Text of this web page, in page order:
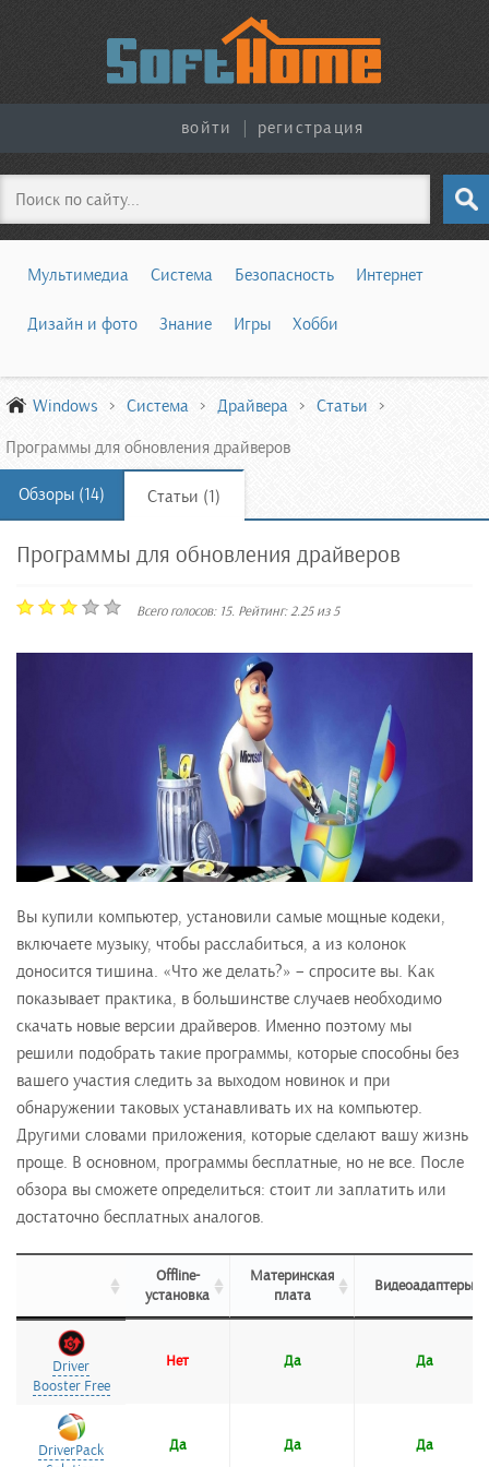
войти регистрация
Поиск
Мультимедиа Система Безопасность Интернет
Дизайн и фото Знание Игры Хобби
Windows Система Драйвера
Статьи
Программы для обновления драйверов
Обзоры (14) Статьи (1)
Программы для обновления драйверов
Всего голосов: 15. Рейтинг:2.25из5
Вы купили компьютер, установили самые мощные кодеки,
включаете музыку, чтобы расслабиться, а из колонок
доносится тишина. «Что же делать?» – спросите вы. Как
показывает практика, в большинстве случаев необходимо
скачать новые версии драйверов. Именно поэтому мы
решили подобрать такие программы, которые способны без
вашего участия следить за выходом новинок и при
обнаружении таковых устанавливать их на компьютер.
Другими словами приложения, которые сделают вашу жизнь
проще. В основном, программы бесплатные, но не все. После
обзора вы сможете определиться: стоит ли заплатить или
достаточно бесплатных аналогов.
Offline-
установка
Материнская
плата
Видеоадаптеры
Driver
Booster Free
Нет Да Да
DriverPack
Да Да Да
Driver
Booster Free
DriverPack